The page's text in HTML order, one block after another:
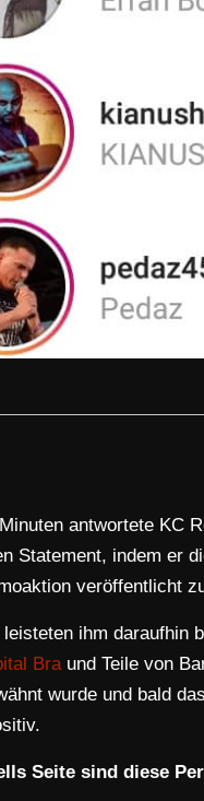
antwortete KC
Statement, indem er
veröffentlicht
ihm daraufhin
Braund Teile von
wurde und bald
Seite sind diese